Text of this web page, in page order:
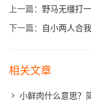
上一篇： 野马无缰打
下一篇：
自小两人合
相关文章
小鲜肉什么意思？